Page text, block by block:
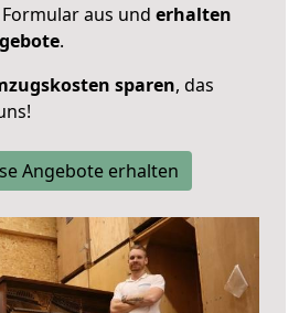
aus und erhalten
.
sparen, das
Angebote erhalten